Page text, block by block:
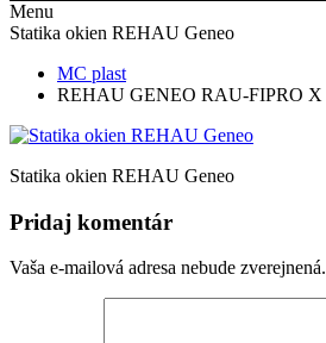
Menu
Statika okien REHAU Geneo
MC plast
REHAU GENEO RAU-FIPRO X
Statika okien REHAU Geneo
Pridaj komentár
Vaša e-mailová adresa nebude zverejnená.